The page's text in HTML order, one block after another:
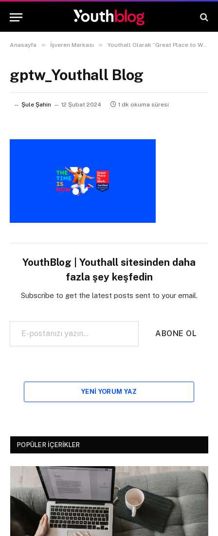
Anasayfa » İşveren Markası » Youthall Olarak “Great Place to Work®” Sertifikasını Almaya Hak Kazandık!
gptw_Youthall Blog
Şule Şahin 12 Şubat 2024 1 dk okuma süresi
YouthBlog | Youthall sitesinden daha
fazla şey keşfedin
Subscribe to get the latest posts sent to your email.
E-postanızı yazın…
ABONE OL
YENI YORUM YAZ
POPÜLER İÇERIKLER